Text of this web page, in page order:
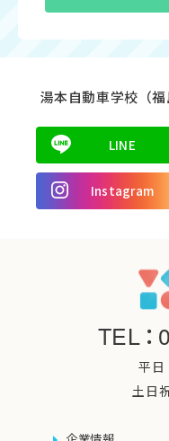
湯本自動車学校（
LINE
Instagram
TEL：
平
土日